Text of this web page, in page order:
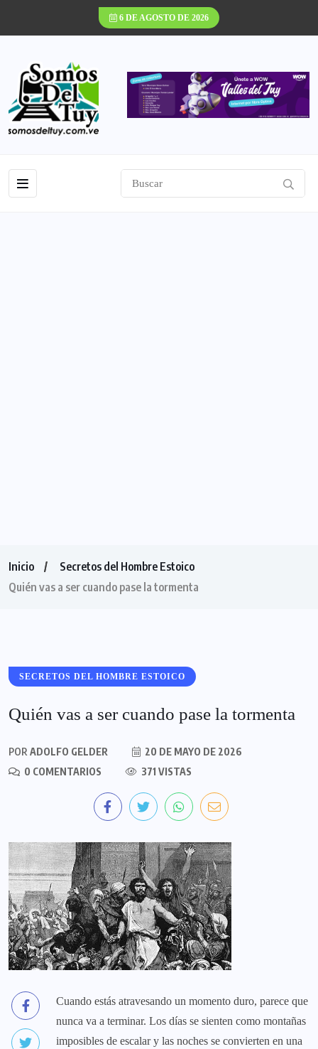
6 DE AGOSTO DE 2026
Inicio
Secretos del Hombre Estoico
Quién vas a ser cuando pase la tormenta
SECRETOS DEL HOMBRE ESTOICO
Quién vas a ser cuando pase la tormenta
POR ADOLFO GELDER
20 DE MAYO DE 2026
0 COMENTARIOS
371 VISTAS
Cuando estás atravesando un momento duro, parece que
nunca va a terminar. Los días se sienten como montañas
imposibles de escalar y las noches se convierten en una